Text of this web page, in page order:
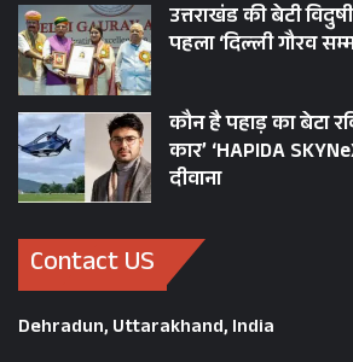
उत्तराखंड की बेटी
पहला ‘दिल्ली गौरव
कौन है पहाड़ का बेटा
कार’ ‘HAPIDA
दीवाना
Contact US
Dehradun, Uttarakhand, India